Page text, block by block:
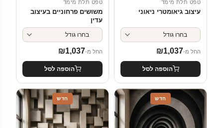
טפט תלת מימד
עיצוב גיאומטרי ניאוני
החל מ- ₪1,037
הוספה לסל
טפט תלת מימד
משושים פרחוניים בעיצוב
עדין
החל מ- ₪1,037
הוספה לסל
חדש חדש